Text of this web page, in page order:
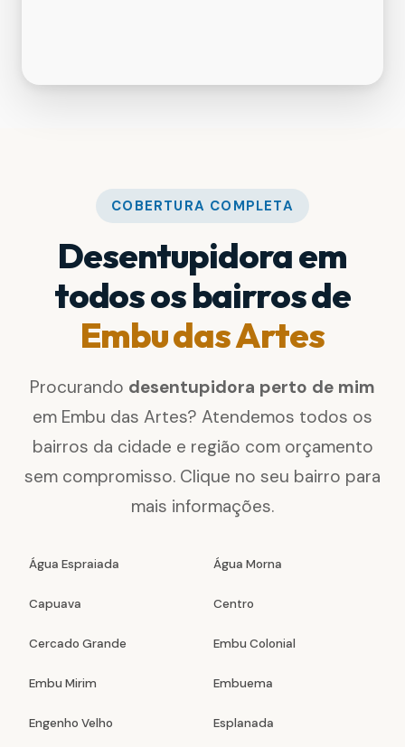
COBERTURA COMPLETA
Desentupidora em
todos os bairros de
Embu das Artes
Procurando desentupidora perto de mim
em Embu das Artes? Atendemos todos os
bairros da cidade e região com orçamento
sem compromisso. Clique no seu bairro para
mais informações.
Água Espraiada Água Morna
Capuava Centro
Cercado Grande Embu Colonial
Embu Mirim Embuema
Engenho Velho Esplanada